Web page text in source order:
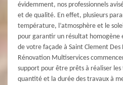
évidemment, nos professionnels
et de qualité. En effet, plusieurs
température, l’atmosphère et le
pour garantir un résultat
de votre façade à Saint Clement Des
Rénovation Multiservices
support pour être prêts à réaliser
quantité et la durée des travaux à